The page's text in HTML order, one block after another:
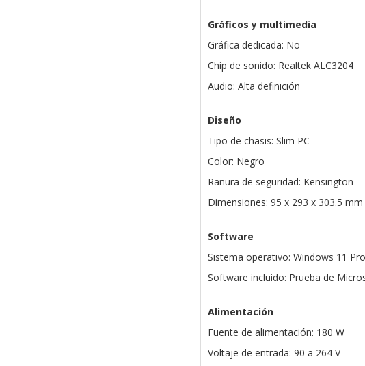
Gráficos y multimedia
Gráfica dedicada: No
Chip de sonido: Realtek ALC3204
Audio: Alta definición
Diseño
Tipo de chasis: Slim PC
Color: Negro
Ranura de seguridad: Kensington
Dimensiones: 95 x 293 x 303.5 mm
Software
Sistema operativo: Windows 11
Software incluido: Prueba de
Alimentación
Fuente de alimentación: 180 W
Voltaje de entrada: 90 a 264 V